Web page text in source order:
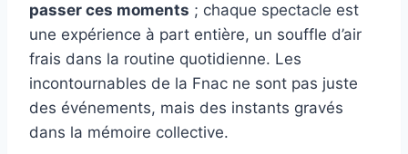
passer ces moments ; chaque spectacle est
une expérience à part entière, un souffle d’air
frais dans la routine quotidienne. Les
incontournables de la Fnac ne sont pas juste
des événements, mais des instants gravés
dans la mémoire collective.